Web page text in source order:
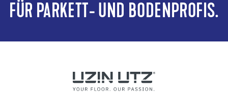
FÜR PARKETT- UND BODENPROFIS.